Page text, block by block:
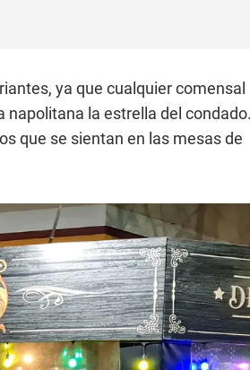
ya que cualquier comensal
napolitana la estrella del condado.
que se sientan en las mesas de